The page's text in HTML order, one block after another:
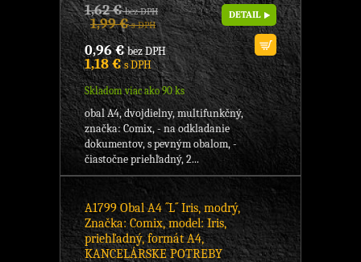
1,62 €bez DPH
1,99 €s DPH
0,96 €bez DPH
1,18 €s DPH
Skladom viac ako 90 ks
DETAIL
obal A4, dvojdielny, multifunkčný,
značka: Comix, - na odkladanie
dokumentov, s pevným obalom, -
čiastočne priehľadný, 2...
A1799 Obal A4 ´´L´´ Iris, modrý,
Značka: Comix, model: Iris,
priehľadný, formát A4,
KANCELÁRSKE POTREBY